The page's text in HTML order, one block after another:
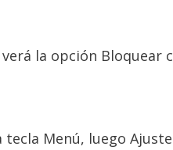
verá la opción
Menú, luego